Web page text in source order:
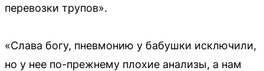
перевозки трупов».
«Слава богу, пневмонию у бабушки исключили,
но у нее по-прежнему плохие анализы, а нам